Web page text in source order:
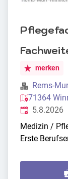
merken
Rems-
71364
Veröffentlicht
5.8.2026
Medizin /
Erste